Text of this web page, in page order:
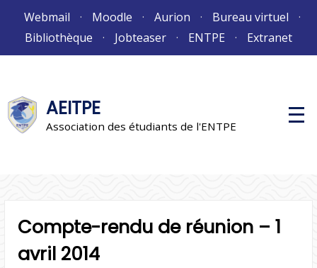
Webmail Moodle Aurion
Bureau virtuel
Bibliothèque
Jobteaser ENTPE Extranet
AEITPE
Association des étudiants de l'ENTPE
M
e
Compte-rendu de réunion – 1
avril 2014